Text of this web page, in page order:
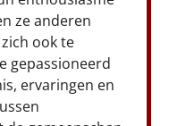
ze anderen
ook te
gepassioneerd
ervaringen en